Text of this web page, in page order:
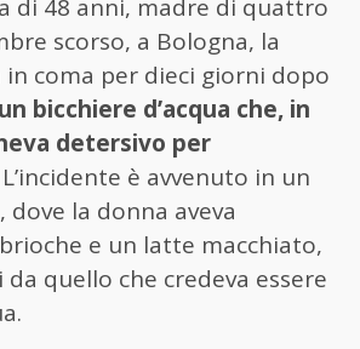
di 48 anni, madre di quattro
scorso, a Bologna, la
coma per dieci giorni dopo
bicchiere d’acqua che, in
detersivo per
L’incidente è avvenuto in un
la donna aveva
e un latte macchiato,
quello che credeva essere